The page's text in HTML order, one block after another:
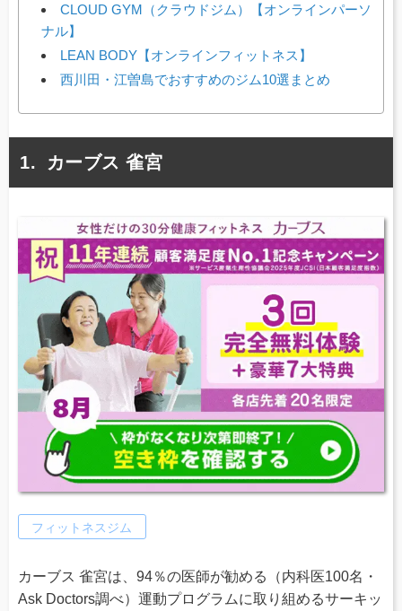
CLOUD GYM（クラウドジム）【オンラインパーソ
ナル】
LEAN BODY【オンラインフィットネス】
西川田・江曽島でおすすめのジム10選まとめ
カーブス 雀宮
フィットネスジム
カーブス 雀宮は、94％の医師が勧める（内科医100名・
Ask Doctors調べ）運動プログラムに取り組めるサーキッ